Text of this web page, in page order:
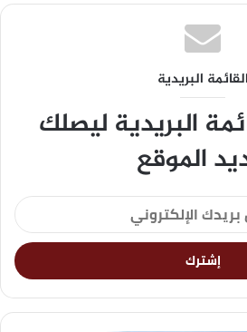
القائمة البريدية
البريدية ليصلك
الموقع